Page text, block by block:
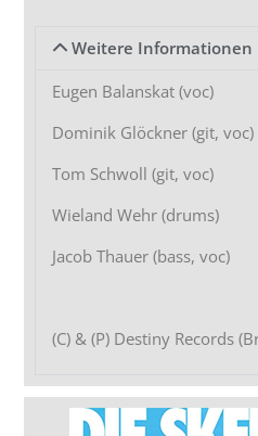
Weitere Informationen
Eugen Balanskat (voc)
Dominik Glöckner (git, voc)
Tom Schwoll (git, voc)
Wieland Wehr (drums)
Jacob Thauer (bass, voc)
(C) & (P) Destiny Records